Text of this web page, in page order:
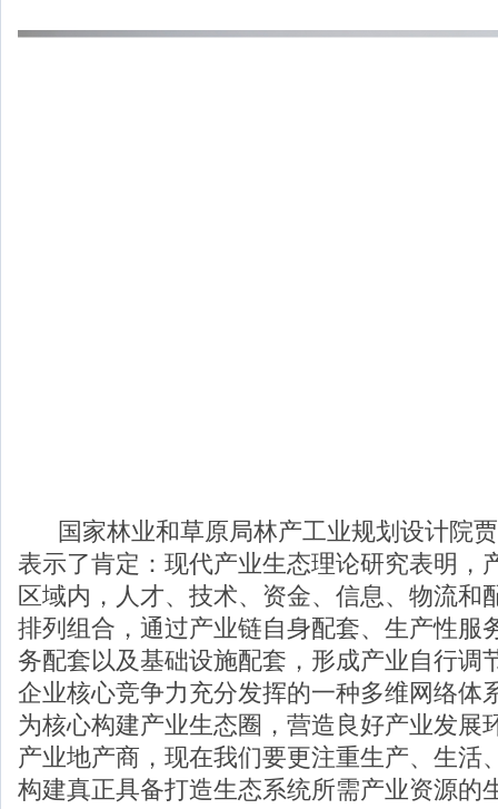
国家林业和草原局林产工业规划设计院
表示了肯定：现代产业生态理论研究表明，
区域内，人才、技术、资金、信息、物流和
排列组合，通过产业链自身配套、生产性服
务配套以及基础设施配套，形成产业自行调
企业核心竞争力充分发挥的一种多维网络体
为核心构建产业生态圈，营造良好产业发展
产业地产商，现在我们要更注重生产、生活
构建真正具备打造生态系统所需产业资源的